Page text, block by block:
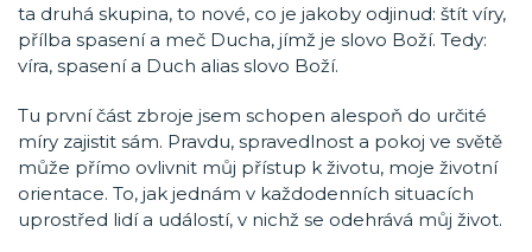
ta druhá skupina, to nové, co je jakoby odjinud: štít víry,
přílba spasení a meč Ducha, jímž je slovo Boží. Tedy:
víra, spasení a Duch alias slovo Boží.
Tu první část zbroje jsem schopen alespoň do určité
míry zajistit sám. Pravdu, spravedlnost a pokoj ve světě
může přímo ovlivnit můj přístup k životu, moje životní
orientace. To, jak jednám v každodenních situacích
uprostřed lidí a událostí, v nichž se odehrává můj život.